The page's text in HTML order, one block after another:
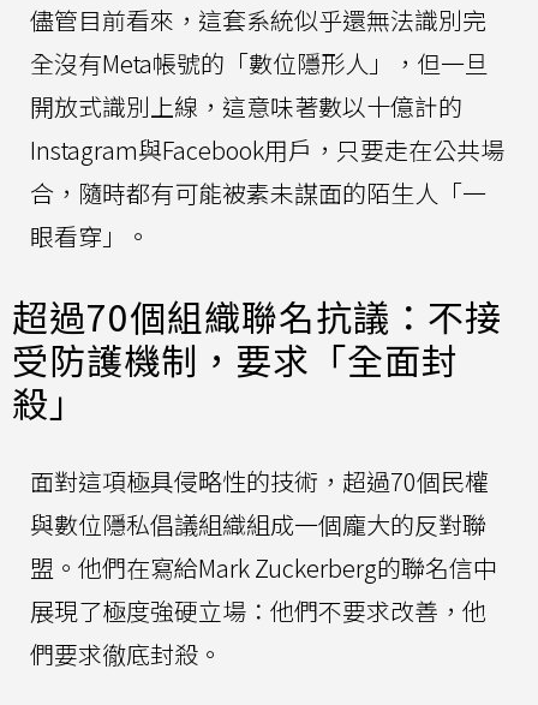
儘管目前看來，這套系統似乎還無法識別完
全沒有Meta帳號的「數位隱形人」，但一旦
開放式識別上線，這意味著數以十億計的
Instagram與Facebook用戶，只要走在公共場
合，隨時都有可能被素未謀面的陌生人「一
眼看穿」。
超過70個組織聯名抗議：不接
受防護機制，要求「全面封
殺」
面對這項極具侵略性的技術，超過70個民權
與數位隱私倡議組織組成一個龐大的反對聯
盟。他們在寫給Mark Zuckerberg的聯名信中
展現了極度強硬立場：他們不要求改善，他
們要求徹底封殺。